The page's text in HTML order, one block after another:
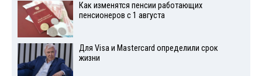
Как изменятся пенсии работающих
пенсионеров с 1 августа
Для Visа и Mastercard определили срок
жизни